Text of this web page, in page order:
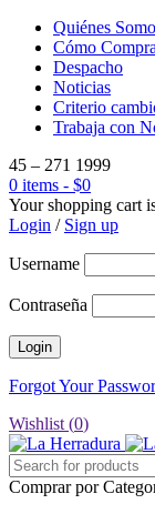
Quiénes
Cómo
Despacho
Noticias
Criterio
Trabaja con
45 – 271 1999
0 items - $0
Your shopping cart
Login / Sign up
Username
Contraseña
Forgot Your
Wishlist (0)
Comprar por